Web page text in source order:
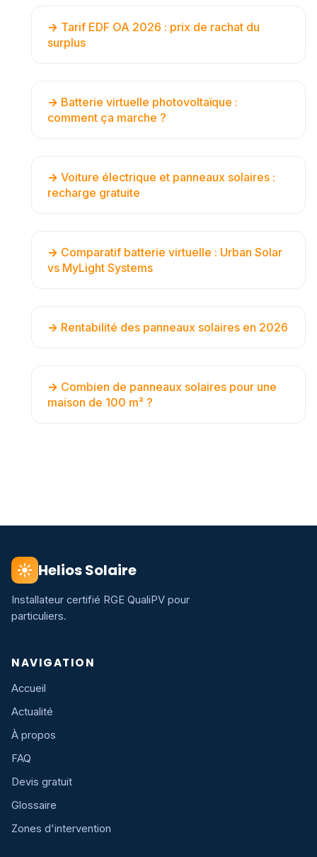
Tarif EDF OA 2026 : prix de rachat du
surplus
Batterie virtuelle photovoltaïque :
comment ça marche ?
Voiture électrique et panneaux solaires :
recharge gratuite
Comparatif batterie virtuelle : Urban Solar
vs MyLight Systems
Rentabilité des panneaux solaires en 2026
Combien de panneaux solaires pour une
maison de 100 m² ?
Helios Solaire
Installateur certifié RGE QualiPV pour
particuliers.
NAVIGATION
Accueil
Actualité
À propos
FAQ
Devis gratuit
Glossaire
Zones d'intervention